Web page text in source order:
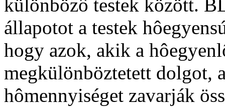
különbözô testek között.
állapotot a testek
hogy azok, akik a
megkülönböztetett dolgot,
hômennyiséget zavarják